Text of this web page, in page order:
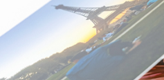
Выберите из списка: